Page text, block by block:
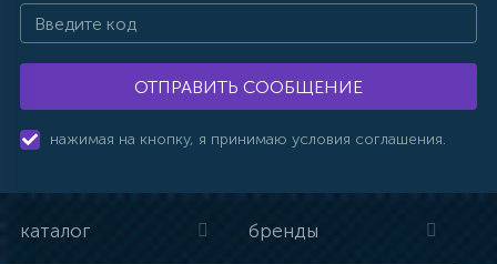
ОТПРАВИТЬ СООБЩЕНИЕ
нажимая на кнопку, я принимаю условия соглашения.
каталог бренды